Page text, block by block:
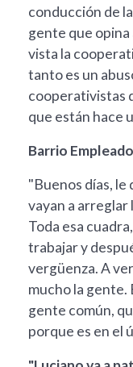
conducción de
gente que
vista la
tanto es un
cooperativistas
que están hace
Barrio
"Buenos días, le
vayan a arreglar
Toda esa
trabajar y
vergüenza. A
mucho la gente.
gente común,
porque es en el